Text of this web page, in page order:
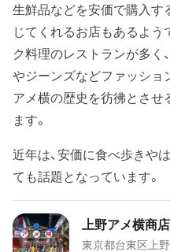
生鮮品などを安価で購入す
じてくれるお店もあるよう
ク料理のレストランが多く
やジーンズなどファッショ
アメ横の歴史を彷彿とさせ
ます。
近年は、安価に食べ歩きや
ても話題となっています。
上野アメ横商店
東京都台東区上